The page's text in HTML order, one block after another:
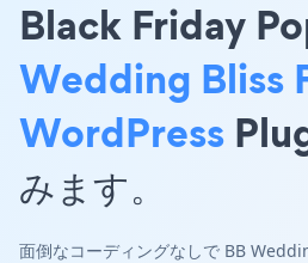
Black Friday
Wedding Bliss
WordPress
みます。
面倒なコーディングなしで BB